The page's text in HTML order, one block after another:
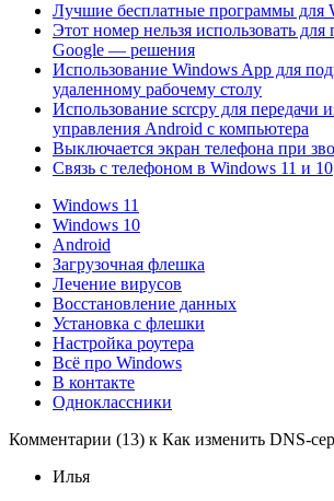
Лучшие бесплатные программы для
Этот номер нельзя использовать
Google — решения
Использование Windows App для
удаленному рабочему столу
Использование scrcpy для передачи
управления Android с компьютера
Выключается экран телефона при
Связь с телефоном в Windows 11 и 10
Windows 11
Windows 10
Android
Загрузочная флешка
Лечение вирусов
Восстановление данных
Установка с флешки
Настройка роутера
Всё про Windows
В контакте
Одноклассники
Комментарии (13) к Как изменить DNS-
Илья